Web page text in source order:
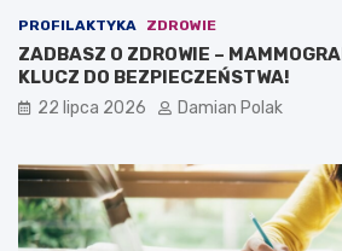
PROFILAKTYKA ZDROWIE
ZADBASZ O ZDROWIE –
KLUCZ DO BEZPIECZEŃSTWA!
22 lipca 2026 Damian Polak